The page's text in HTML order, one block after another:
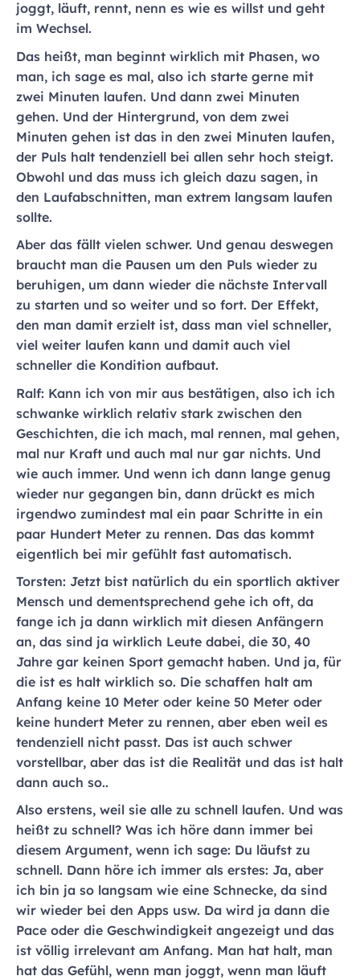
joggt, läuft, rennt, nenn es wie es willst und geht
im Wechsel.
Das heißt, man beginnt wirklich mit Phasen, wo
man, ich sage es mal, also ich starte gerne mit
zwei Minuten laufen. Und dann zwei Minuten
gehen. Und der Hintergrund, von dem zwei
Minuten gehen ist das in den zwei Minuten laufen,
der Puls halt tendenziell bei allen sehr hoch steigt.
Obwohl und das muss ich gleich dazu sagen, in
den Laufabschnitten, man extrem langsam laufen
sollte.
Aber das fällt vielen schwer. Und genau deswegen
braucht man die Pausen um den Puls wieder zu
beruhigen, um dann wieder die nächste Intervall
zu starten und so weiter und so fort. Der Effekt,
den man damit erzielt ist, dass man viel schneller,
viel weiter laufen kann und damit auch viel
schneller die Kondition aufbaut.
Ralf: Kann ich von mir aus bestätigen, also ich ich
schwanke wirklich relativ stark zwischen den
Geschichten, die ich mach, mal rennen, mal gehen,
mal nur Kraft und auch mal nur gar nichts. Und
wie auch immer. Und wenn ich dann lange genug
wieder nur gegangen bin, dann drückt es mich
irgendwo zumindest mal ein paar Schritte in ein
paar Hundert Meter zu rennen. Das das kommt
eigentlich bei mir gefühlt fast automatisch.
Torsten: Jetzt bist natürlich du ein sportlich aktiver
Mensch und dementsprechend gehe ich oft, da
fange ich ja dann wirklich mit diesen Anfängern
an, das sind ja wirklich Leute dabei, die 30, 40
Jahre gar keinen Sport gemacht haben. Und ja, für
die ist es halt wirklich so. Die schaffen halt am
Anfang keine 10 Meter oder keine 50 Meter oder
keine hundert Meter zu rennen, aber eben weil es
tendenziell nicht passt. Das ist auch schwer
vorstellbar, aber das ist die Realität und das ist halt
dann auch so..
Also erstens, weil sie alle zu schnell laufen. Und was
heißt zu schnell? Was ich höre dann immer bei
diesem Argument, wenn ich sage: Du läufst zu
schnell. Dann höre ich immer als erstes: Ja, aber
ich bin ja so langsam wie eine Schnecke, da sind
wir wieder bei den Apps usw. Da wird ja dann die
Pace oder die Geschwindigkeit angezeigt und das
ist völlig irrelevant am Anfang. Man hat halt, man
hat das Gefühl, wenn man joggt, wenn man läuft